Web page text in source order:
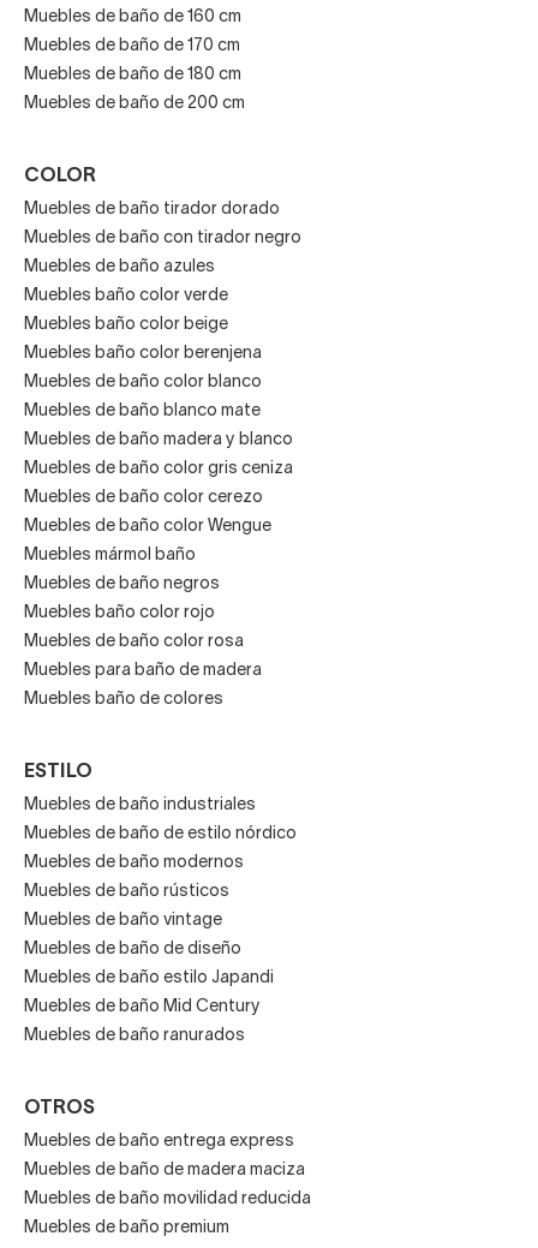
Muebles de baño de 160 cm
Muebles de baño de 170 cm
Muebles de baño de 180 cm
Muebles de baño de 200 cm
COLOR
Muebles de baño tirador dorado
Muebles de baño con tirador negro
Muebles de baño azules
Muebles baño color verde
Muebles baño color beige
Muebles baño color berenjena
Muebles de baño color blanco
Muebles de baño blanco mate
Muebles de baño madera y blanco
Muebles de baño color gris ceniza
Muebles de baño color cerezo
Muebles de baño color Wengue
Muebles mármol baño
Muebles de baño negros
Muebles baño color rojo
Muebles de baño color rosa
Muebles para baño de madera
Muebles baño de colores
ESTILO
Muebles de baño industriales
Muebles de baño de estilo nórdico
Muebles de baño modernos
Muebles de baño rústicos
Muebles de baño vintage
Muebles de baño de diseño
Muebles de baño estilo Japandi
Muebles de baño Mid Century
Muebles de baño ranurados
OTROS
Muebles de baño entrega express
Muebles de baño de madera maciza
Muebles de baño movilidad reducida
Muebles de baño premium